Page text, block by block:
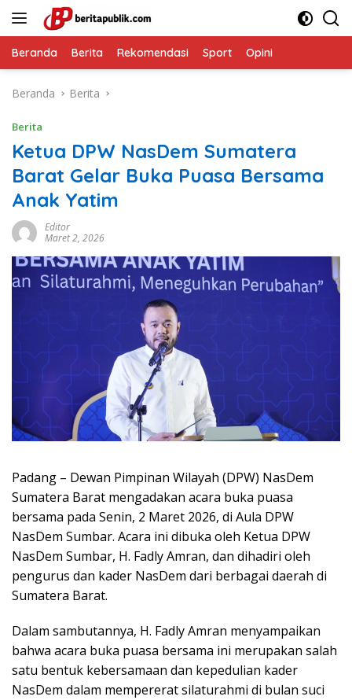
Beranda Berita Rekomendasi Sport Opini
Beranda Berita
Berita
Ketua DPW NasDem Sumatera
Barat Gelar Buka Puasa Bersama
Anak Yatim
Editor
Maret 2, 2026
Padang – Dewan Pimpinan Wilayah (DPW) NasDem
Sumatera Barat mengadakan acara buka puasa
bersama pada Senin, 2 Maret 2026, di Aula DPW
NasDem Sumbar. Acara ini dibuka oleh Ketua DPW
NasDem Sumbar, H. Fadly Amran, dan dihadiri oleh
pengurus dan kader NasDem dari berbagai daerah di
Sumatera Barat.
Dalam sambutannya, H. Fadly Amran menyampaikan
bahwa acara buka puasa bersama ini merupakan salah
satu bentuk kebersamaan dan kepedulian kader
NasDem dalam mempererat silaturahmi di bulan suci